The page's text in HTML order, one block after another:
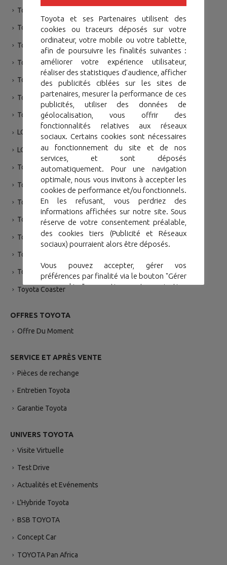
Toyota Yaris
Toyota Corolla Sedan
Toyota Yaris Cross Hybride
Toyota RAV 4
Toyota Hilux
Toyota Hilux Single
Toyota Prado
LC 79
LC 76
Toyota Fortuner
Toyota Land Cruiser VX
Toyota Land Cruiser GR-SPORT
Toyota Yaris Hybride Taxi
Toyota Hiace VAN 3P
Toyota Hiace 9P
Toyota Hiace 16P
Toyota Coaster
OFFRES TOYOTA
Offre Du Moment
SERVICE ET APRÈS VENTE
Pièces de rechange
Entretien Toyota
Garantie Toyota
UNIVERS TOYOTA
Visite Virtuelle
Test Drive
Actualités et Evénements
L’Hybride Toyota
BSB TOYOTA
Concept Car
TOYOTA Pan Africa
Toyota et ses Partenaires utilisent des
cookies ou traceurs déposés sur votre
ordinateur, votre mobile ou votre tablette,
afin de poursuivre les finalités suivantes :
améliorer votre expérience utilisateur,
réaliser des statistiques d’audience, afficher
des publicités ciblées sur les sites de
partenaires, mesurer la performance de ces
publicités, utiliser des données de
géolocalisation, vous offrir des
fonctionnalités relatives aux réseaux
sociaux. Certains cookies sont nécessaires
au fonctionnement du site et de nos
services, et sont déposés
automatiquement. Pour une navigation
optimale, nous vous invitons à accepter les
cookies de performance et/ou fonctionnels.
En les refusant, vous perdriez des
informations affichées sur notre site. Sous
réserve de votre consentement préalable,
des cookies tiers (Publicité et Réseaux
sociaux) pourraient alors être déposés.
Vous pouvez accepter, gérer vos
préférences par finalité via le bouton "Gérer
mes cookies". ou continuer votre navigation
Gérer mes cookies